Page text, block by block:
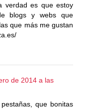
verdad es que estoy
blogs y webs que
que más me gustan
de 2014 a las
que bonitas